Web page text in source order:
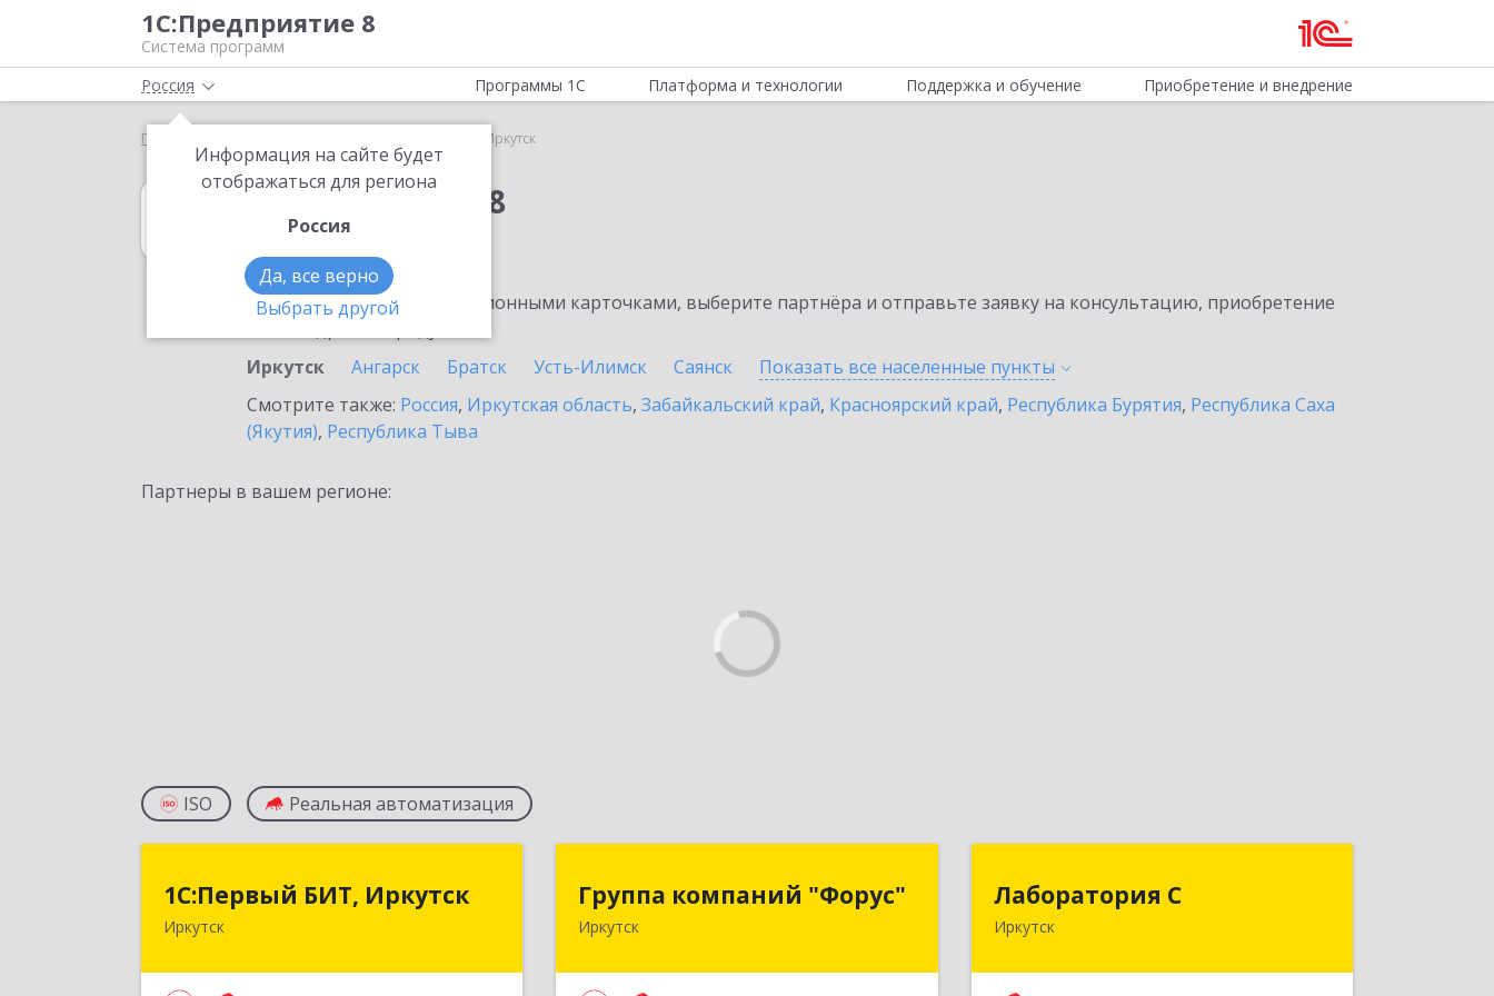
1С:Предприятие 8
Система программ
Россия
Информация на сайте будет
отображаться для региона
Россия
Да, все верно
Выбрать другой
Программы 1С Платформа и технологии Поддержка и обучение Приобретение и внедрение
Главная Иркутск
1С:Упрощенка 8
в Иркутске
Ознакомьтесь с информационными карточками, выберите партнёра и отправьте заявку на консультацию, приобретение
Иркутск
Ангарск Братск Усть-Илимск Саянск Показать все населенные пункты
Смотрите также: Россия, Иркутская область, Забайкальский край, Красноярский край, Республика Бурятия, Республика Саха
(Якутия), Республика Тыва
Партнеры в вашем регионе:
ISO Реальная автоматизация
1С:Первый БИТ, Иркутск
Иркутск
1С:Первый БИТ, Иркутск
664007, Иркутская обл, Иркутск г,
Группа компаний "Форус"
Иркутск
Группа компаний "Форус"
664007, Иркутская обл, Иркутск г,
Лаборатория С
Иркутск664003, Иркутская обл, Иркутск г,